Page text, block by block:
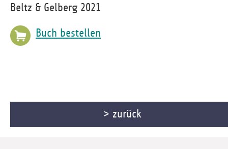
Beltz & Gelberg 2021
Buch bestellen
> zurück